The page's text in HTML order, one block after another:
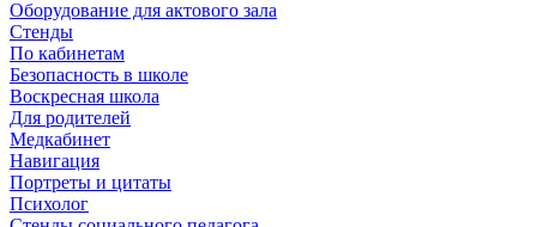
Оборудование для актового зала
Стенды
По кабинетам
Безопасность в школе
Воскресная школа
Для родителей
Медкабинет
Навигация
Портреты и цитаты
Психолог